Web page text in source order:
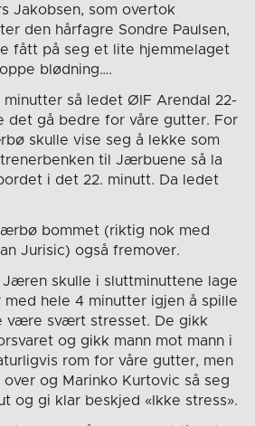
Jakobsen, som overtok
den hårfagre Sondre Paulsen,
fått på seg et lite hjemmelaget
blødning….
så ledet ØIF Arendal 22-
det gå bedre for våre gutter. For
skulle vise seg å lekke som
til Jærbuene så la
i det 22. minutt. Da ledet
bommet (riktig nok med
Jurisic) også fremover.
skulle i sluttminuttene lage
med hele 4 minutter igjen å spille
være svært stresset. De gikk
og gikk mann mot mann i
rom for våre gutter, men
og Marinko Kurtovic så seg
og gi klar beskjed «Ikke stress».